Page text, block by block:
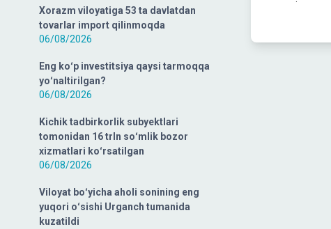
Xorazm viloyatiga 53 ta davlatdan
tovarlar import qilinmoqda
06/08/2026
Eng koʻp investitsiya qaysi tarmoqqa
yoʻnaltirilgan?
06/08/2026
Kichik tadbirkorlik subyektlari
tomonidan 16 trln soʻmlik bozor
xizmatlari koʻrsatilgan
06/08/2026
Viloyat boʻyicha aholi sonining eng
yuqori oʻsishi Urganch tumanida
kuzatildi